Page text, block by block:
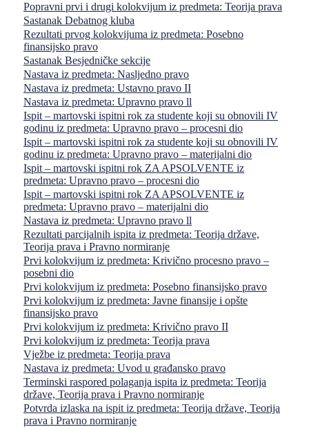
Popravni prvi i drugi kolokvijum iz predmeta: Teorija prava
Sastanak Debatnog kluba
Rezultati prvog kolokvijuma iz predmeta: Posebno
finansijsko pravo
Sastanak Besjedničke sekcije
Nastava iz predmeta: Nasljedno pravo
Nastava iz predmeta: Ustavno pravo II
Nastava iz predmeta: Upravno pravo ll
Ispit – martovski ispitni rok za studente koji su obnovili IV
godinu iz predmeta: Upravno pravo – procesni dio
Ispit – martovski ispitni rok za studente koji su obnovili IV
godinu iz predmeta: Upravno pravo – materijalni dio
Ispit – martovski ispitni rok ZA APSOLVENTE iz
predmeta: Upravno pravo – procesni dio
Ispit – martovski ispitni rok ZA APSOLVENTE iz
predmeta: Upravno pravo – materijalni dio
Nastava iz predmeta: Upravno pravo ll
Rezultati parcijalnih ispita iz predmeta: Teorija države,
Teorija prava i Pravno normiranje
Prvi kolokvijum iz predmeta: Krivično procesno pravo –
posebni dio
Prvi kolokvijum iz predmeta: Posebno finansijsko pravo
Prvi kolokvijum iz predmeta: Javne finansije i opšte
finansijsko pravo
Prvi kolokvijum iz predmeta: Krivično pravo II
Prvi kolokvijum iz predmeta: Teorija prava
Vježbe iz predmeta: Teorija prava
Nastava iz predmeta: Uvod u građansko pravo
Terminski raspored polaganja ispita iz predmeta: Teorija
države, Teorija prava i Pravno normiranje
Potvrda izlaska na ispit iz predmeta: Teorija države, Teorija
prava i Pravno normiranje